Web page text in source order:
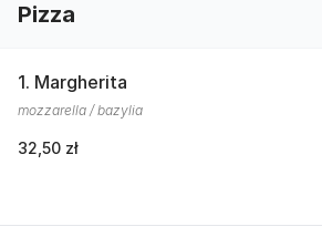
Pizza
1. Margherita
mozzarella / bazylia
32,50 zł